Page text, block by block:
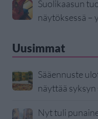
Suolikaasun
näytöksessä –
Uusimmat
Sääennuste
näyttää syksyn
Nyt tuli